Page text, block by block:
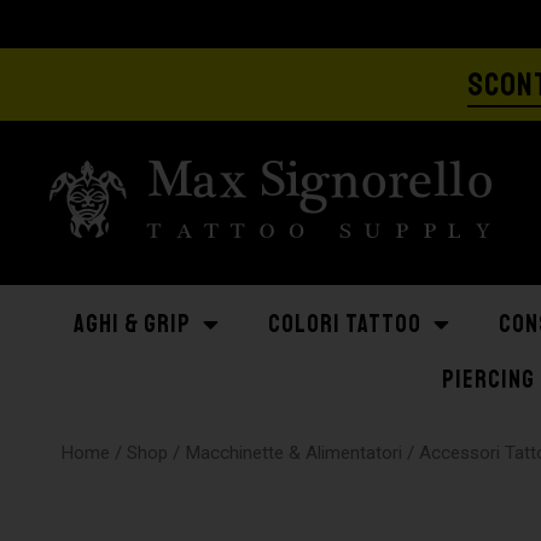
AGHI & GRIP COLORI TATTOO
PIERCING
Home / Shop / Macchinette & Alimentatori / Accessori